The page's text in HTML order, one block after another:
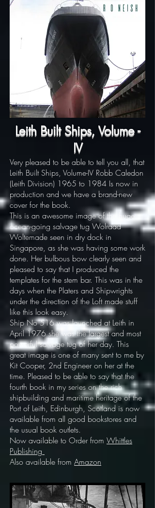
Leith Built Ships, Volume -
IV
Very pleased to be able to tell you all, that
Leith Built Ships, Volume-IV Robb Caledon
(Leith Division) 1965 to 1984 Is now in
production and we have a brand-new
cover for the book.
This is an awesome image of the huge
ocean-going salvage tug Wolraad
Woltemade seen in dry dock in
Singapore, as she was having some work
done. Her bulbous bow clearly seen and
pleased to say that I produced the
templates for the stem bar. This was in the
days when the Platers and Shipwrights
under the direction of the Loft made stuff
like this look easy.
Ship No 516 was launched at Leith in
April 1976 she was the largest and most
powerful salvage tug of her day. This
great image is one of many sent to me by
Kit Cooper, 2nd Engineer on her at the
time. Pleased to be able to say that the
fourth book in my series on the rich
shipbuilding and maritime heritage of the
Port of Leith, Edinburgh, Scotland is now
available from all good bookstores and
the usual book outlets.
Now available to Order from Whittles
Publishing
Also available from Amazon